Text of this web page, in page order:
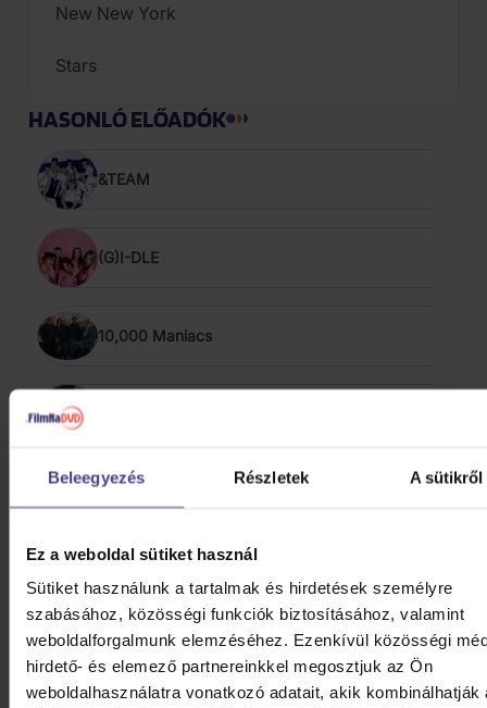
Beleegyezés Részletek A sütikről
Ez a weboldal sütiket használ
Sütiket használunk a tartalmak és hirdetések személyre
szabásához, közösségi funkciók biztosításához, valamint
weboldalforgalmunk elemzéséhez. Ezenkívül közösségi
hirdető- és elemező partnereinkkel megosztjuk az Ön
weboldalhasználatra vonatkozó adatait, akik kombinálhatják
New New York
Stars
HASONLÓ ELŐADÓK
&TEAM
(G)I-DLE
10,000 Maniacs
-123 min.
ÖSSZES MEGJELENÍTÉSE
SZIKLA 2017 - 2026